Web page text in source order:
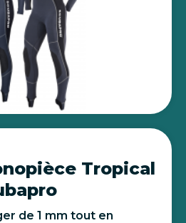
Tropical
de 1 mm tout en